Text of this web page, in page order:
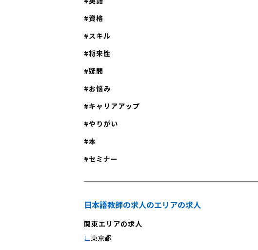
資格
スキル
将来性
疑問
お悩み
キャリアアップ
やりがい
本
セミナー
日本語教師の求人のエリアの求人
関東エリアの求人
東京都